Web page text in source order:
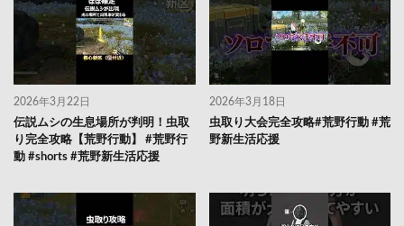
2026年3月22日
伝説ムシの生息場所が判明！虫取
り完全攻略【荒野行動】 #荒野行
動 #shorts #荒野新生活応援
2026年3月18日
虫取り大会完全攻略#荒野行動 #荒
野新生活応援